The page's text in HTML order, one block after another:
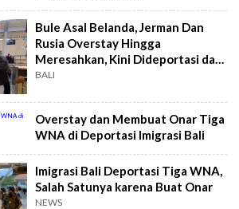
Bule Asal Belanda, Jerman Dan
Rusia Overstay Hingga
Meresahkan, Kini Dideportasi dari
Bali
BALI
Overstay dan Membuat Onar Tiga
WNA di Deportasi Imigrasi Bali
Imigrasi Bali Deportasi Tiga WNA,
Salah Satunya karena Buat Onar
NEWS